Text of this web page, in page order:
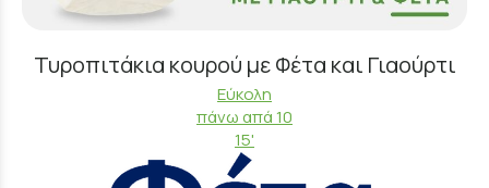
Τυροπιτάκια κουρού με Φέτα και Γιαούρτι
Εύκολη
πάνω απά 10
15'